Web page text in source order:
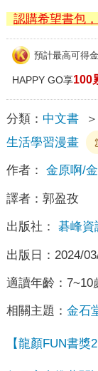
認購希望書包
預計最高可得
HAPPY GO享100
分類： 中文書 ＞
生活學習漫畫
作者： 金原啊/
譯者： 郭盈孜
出版社： 碁峰資
出版日： 2024/
適讀年齡： 7~10
相關主題： 金石
【龍顏FUN書